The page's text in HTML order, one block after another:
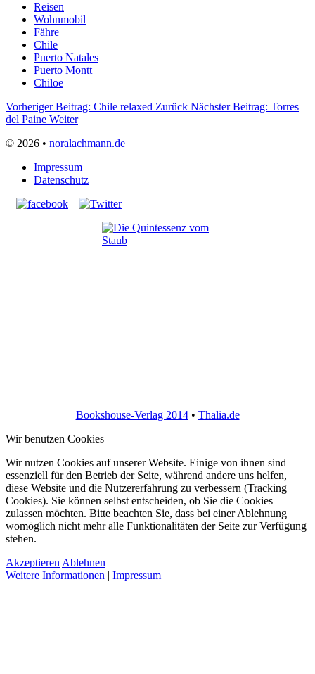
Reisen
Wohnmobil
Fähre
Chile
Puerto Natales
Puerto Montt
Chiloe
Vorheriger Beitrag: Chile relaxed Zurück Nächster Beitrag: Torres
del Paine Weiter
© 2026 • noralachmann.de
Impressum
Datenschutz
Bookshouse-Verlag 2014• Thalia.de
Wir benutzen Cookies
Wir nutzen Cookies auf unserer Website. Einige von ihnen sind
essenziell für den Betrieb der Seite, während andere uns helfen,
diese Website und die Nutzererfahrung zu verbessern (Tracking
Cookies). Sie können selbst entscheiden, ob Sie die Cookies
zulassen möchten. Bitte beachten Sie, dass bei einer Ablehnung
womöglich nicht mehr alle Funktionalitäten der Seite zur Verfügung
stehen.
Akzeptieren Ablehnen
Weitere Informationen | Impressum